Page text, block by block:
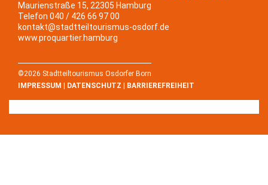
Maurienstraße 15, 22305 Hamburg
Telefon 040 / 426 66 97 00
kontakt@stadtteiltourismus-osdorf.de
www.proquartier.hamburg
©2026 Stadtteiltourismus Osdorfer Born
IMPRESSUM
DATENSCHUTZ BARRIEREFREIHEIT